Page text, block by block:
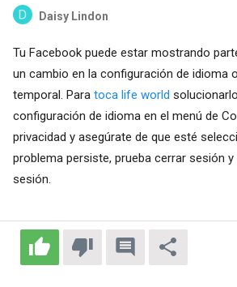
Daisy Lindon
Tu Facebook puede estar mostrando
un cambio en la configuración de idioma
temporal. Para toca life world
configuración de idioma en el menú de
privacidad y asegúrate de que esté
problema persiste, prueba cerrar sesión y
sesión.